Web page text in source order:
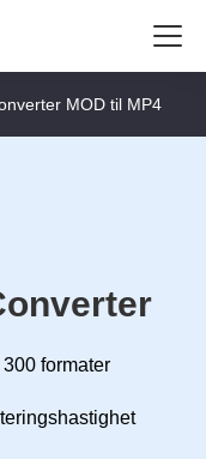
MOD til MP4
formater